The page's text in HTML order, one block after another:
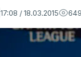
17:08 / 18.03.2015 649